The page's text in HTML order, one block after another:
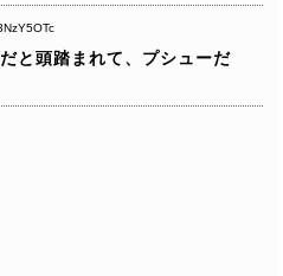
と頭踏まれて、プシューだ